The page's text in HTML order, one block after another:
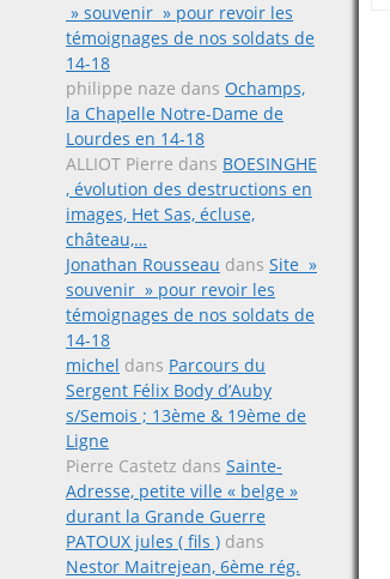
» souvenir » pour revoir les
témoignages de nos soldats de
14-18
philippe naze dans Ochamps,
la Chapelle Notre-Dame de
Lourdes en 14-18
ALLIOT Pierre dans BOESINGHE
, évolution des destructions en
images, Het Sas, écluse,
château,…
Jonathan Rousseau dans Site »
souvenir » pour revoir les
témoignages de nos soldats de
14-18
michel dans Parcours du
Sergent Félix Body d’Auby
s/Semois ; 13ème & 19ème de
Ligne
Pierre Castetz dans Sainte-
Adresse, petite ville « belge »
durant la Grande Guerre
PATOUX jules ( fils ) dans
Nestor Maitrejean, 6ème rég.